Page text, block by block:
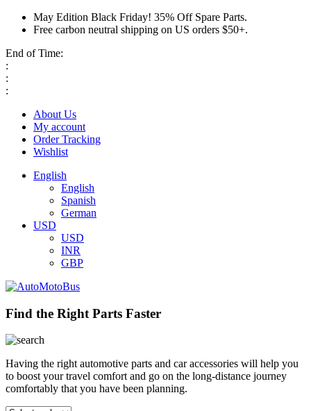
May Edition Black Friday! 35% Off Spare Parts.
Free carbon neutral shipping on US orders $50+.
End of Time:
:
:
:
About Us
My account
Order Tracking
Wishlist
English
English
Spanish
German
USD
USD
INR
GBP
Find the Right Parts Faster
Having the right automotive parts and car accessories will help you
to boost your travel comfort and go on the long-distance journey
comfortably that you have been planning.